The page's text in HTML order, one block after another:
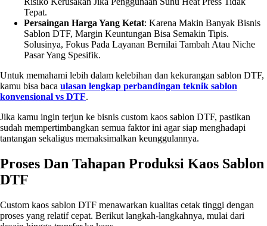
Tepat.
Persaingan Harga Yang Ketat: Karena Makin Banyak Bisnis
Sablon DTF, Margin Keuntungan Bisa Semakin Tipis.
Solusinya, Fokus Pada Layanan Bernilai Tambah Atau Niche
Pasar Yang Spesifik.
Untuk memahami lebih dalam kelebihan dan kekurangan sablon DTF,
kamu bisa baca ulasan lengkap perbandingan teknik sablon
konvensional vs DTF.
Jika kamu ingin terjun ke bisnis custom kaos sablon DTF, pastikan
sudah mempertimbangkan semua faktor ini agar siap menghadapi
tantangan sekaligus memaksimalkan keunggulannya.
Proses Dan Tahapan Produksi Kaos Sablon
DTF
Custom kaos sablon DTF menawarkan kualitas cetak tinggi dengan
proses yang relatif cepat. Berikut langkah-langkahnya, mulai dari